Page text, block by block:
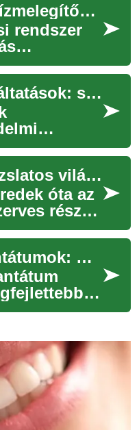
Gázkazánok és vízmelegítők: Amit az idősebb korosztálynak tudnia kell a korszerűsítésről
rendszer
idősek
és
Tetőfedési szolgáltatások: szakszerű megoldások és tartós védelem
az
Az ékszerek varázslatos világa: Minden, amit tudnod kell
óta az
részét
viselőjük
Fogászati implantátumok: Minden, amit tudnia kell a modern fogpótlásról
a
Ez a